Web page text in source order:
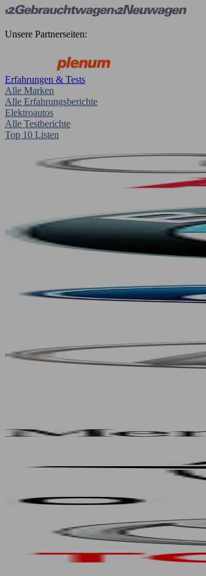
Unsere Partnerseiten:
Erfahrungen & Tests
Alle Marken
Alle Erfahrungsberichte
Elektroautos
Alle Testberichte
Top 10 Listen